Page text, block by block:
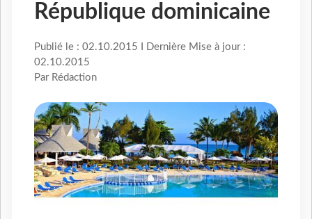
République dominicaine
Publié le : 02.10.2015 I Dernière Mise à jour :
02.10.2015
Par Rédaction